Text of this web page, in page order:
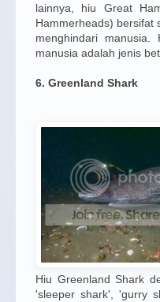
lainnya, hiu Great
Hammerheads) bersifat
menghindari
manusia adalah jenis
6. Greenland Shark
Hiu Greenland Shark
'sleeper shark', 'gurry